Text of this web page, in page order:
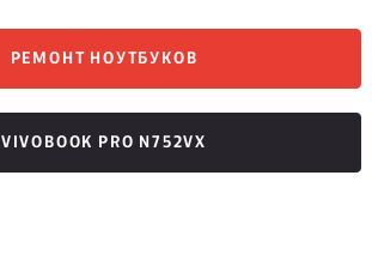
РЕМОНТ НОУТБУКОВ
VIVOBOOK PRO N752VX